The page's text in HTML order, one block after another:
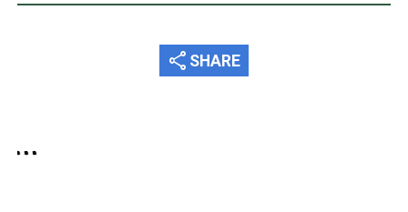
share SHARE
Useful information...